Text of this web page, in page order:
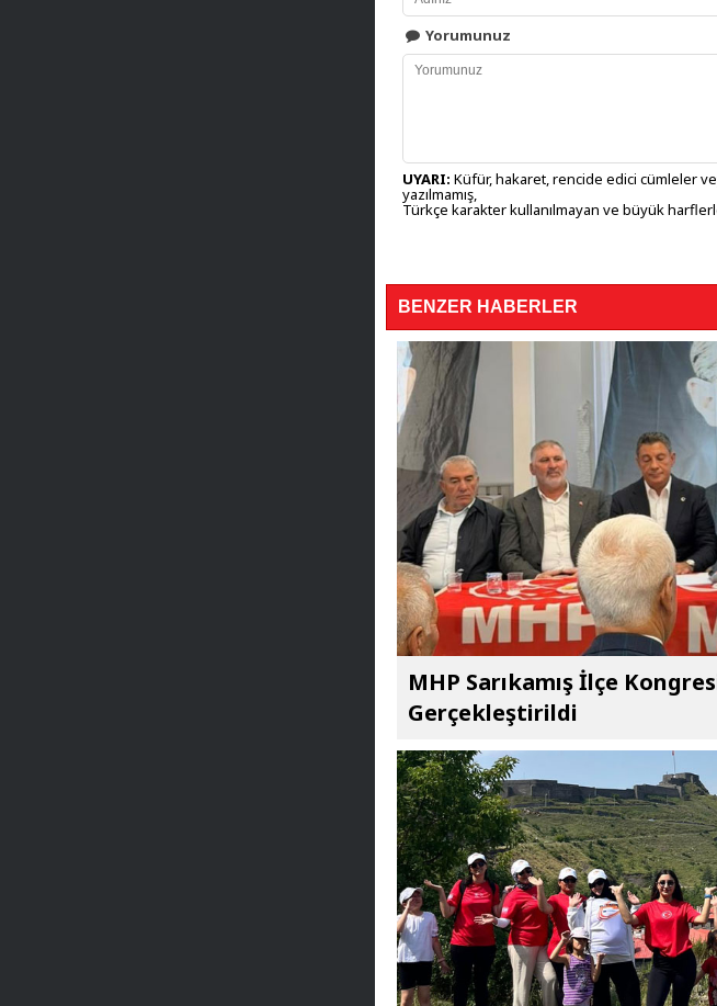
Yorumunuz
UYARI: Küfür, hakaret, rencide edici cümleler
yazılmamış,
Türkçe karakter kullanılmayan ve büyük
BENZER HABERLER
MHP Sarıkamış İlçe
Gerçekleştirildi